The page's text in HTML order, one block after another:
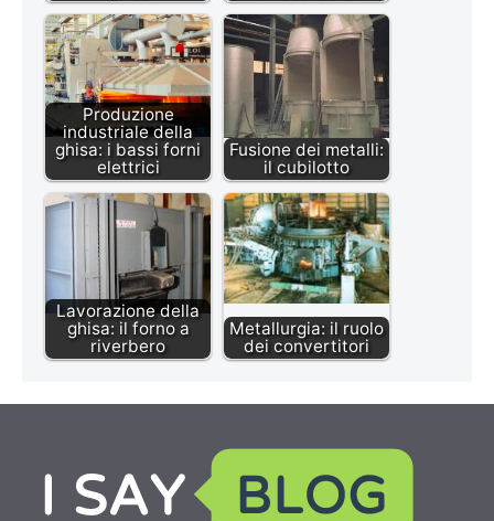
Produzione
industriale della
ghisa: i bassi forni
elettrici
Fusione dei metalli:
il cubilotto
Lavorazione della
ghisa: il forno a
riverbero
Metallurgia: il ruolo
dei convertitori